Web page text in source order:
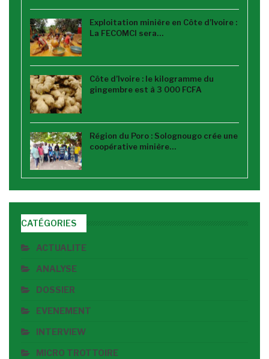
Exploitation minière en Côte d’Ivoire :
La FECOMCI sera…
Côte d’Ivoire : le kilogramme du
gingembre est à 3 000 FCFA
Région du Poro : Solognougo crée une
coopérative minière…
CATÉGORIES
ACTUALITE
ANALYSE
DOSSIER
EVENEMENT
INTERVIEW
MICRO TROTTOIRE